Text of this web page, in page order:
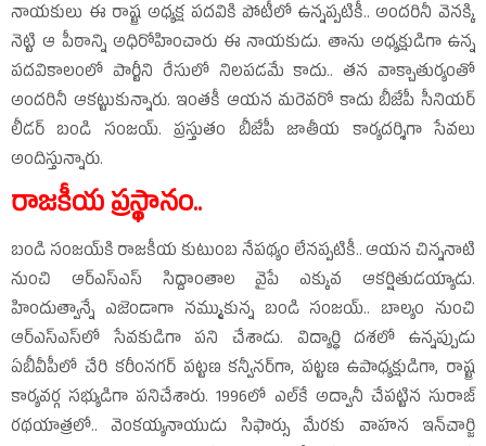
నాయకులు ఈ రాష్ట్ర అధ్యక్ష పదవికి పోటీలో ఉన్నప్పటికీ.. అందరినీ వెనక్కి
నెట్టి ఆ పీఠాన్ని అధిరోహించారు ఈ నాయకుడు. తాను అధ్యక్షుడిగా ఉన్న
పదవికాలంలో పార్టీని రేసులో నిలపడమే కాదు.. తన వాక్చాతుర్యంతో
అందరినీ ఆకట్టుకున్నారు. ఇంతకీ ఆయన మరెవరో కాదు బీజేపీ సీనియర్‌
లీడర్‌ బండి సంజయ్‌. ప్రస్తుతం బీజేపీ జాతీయ కార్యదర్శిగా సేవలు
అందిస్తున్నారు.
రాజకీయ ప్రస్థానం..
బండి సంజయ్‌కి రాజకీయ కుటుంబ నేపథ్యం లేనప్పటికీ.. ఆయన చిన్ననాటి
నుంచి ఆర్‌ఎస్‌ఎస్‌ సిద్దాంతాల వైపే ఎక్కువ ఆకర్షితుడయ్యాడు.
హిందుత్వాన్నే ఎజెండాగా నమ్ముకున్న బండి సంజయ్‌.. బాల్యం నుంచి
ఆర్‌ఎస్‌ఎస్‌లో సేవకుడిగా పని చేశాడు. విద్యార్ధి దశలో ఉన్నప్పుడు
ఏబీవీపీలో చేరి కరీంనగర్‌ పట్టణ కన్వీనర్‌గా, పట్టణ ఉపాధ్యక్షుడిగా, రాష్ట్ర
కార్యవర్గ సభ్యుడిగా పనిచేశారు. 1996లో ఎల్‌కే అద్వానీ చేపట్టిన సురాజ్‌
రథయాత్రలో.. వెంకయ్యనాయుడు సిఫార్సు మేరకు వాహన ఇన్‌చార్జి